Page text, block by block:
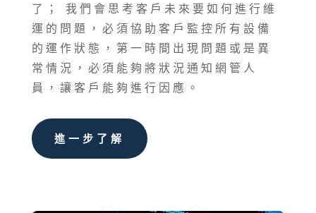
了； 我們會思考客戶未來要如何進行維
運的問題，必須協助客戶監控所有設備
的運作狀態，第一時間出現問題或是異
常情況，必須能夠將狀況通知網管人
員，讓客戶能夠進行因應。
進一步了解